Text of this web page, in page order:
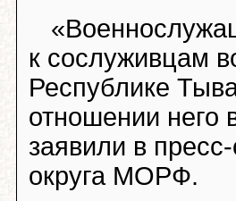
к сослуживцам
Республике
отношении него
заявили в
округа МОРФ.